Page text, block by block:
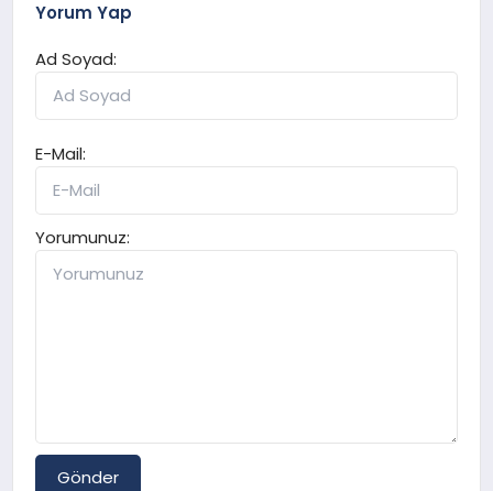
Yorum Yap
Ad Soyad:
E-Mail:
Yorumunuz:
Gönder